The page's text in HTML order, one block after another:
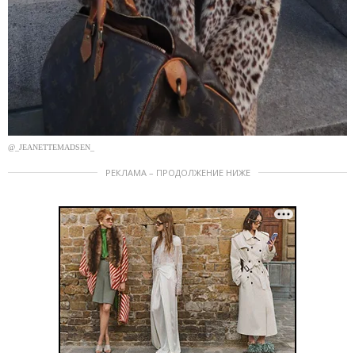
@_JEANETTEMADSEN_
РЕКЛАМА – ПРОДОЛЖЕНИЕ НИЖЕ